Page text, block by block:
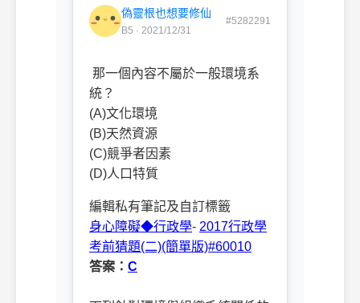
偽靈根也想要修仙
B5 · 2021/12/31
#5282291
那一個內容不屬於一般環境系
統？
(A)文化環境
(B)天然資源
(C)競爭者因素
(D)人口特質
編輯私有筆記及自訂標籤
身心障礙◆行政學- 2017行政學
考前猜題(二)(簡單版)#60010
答案： C